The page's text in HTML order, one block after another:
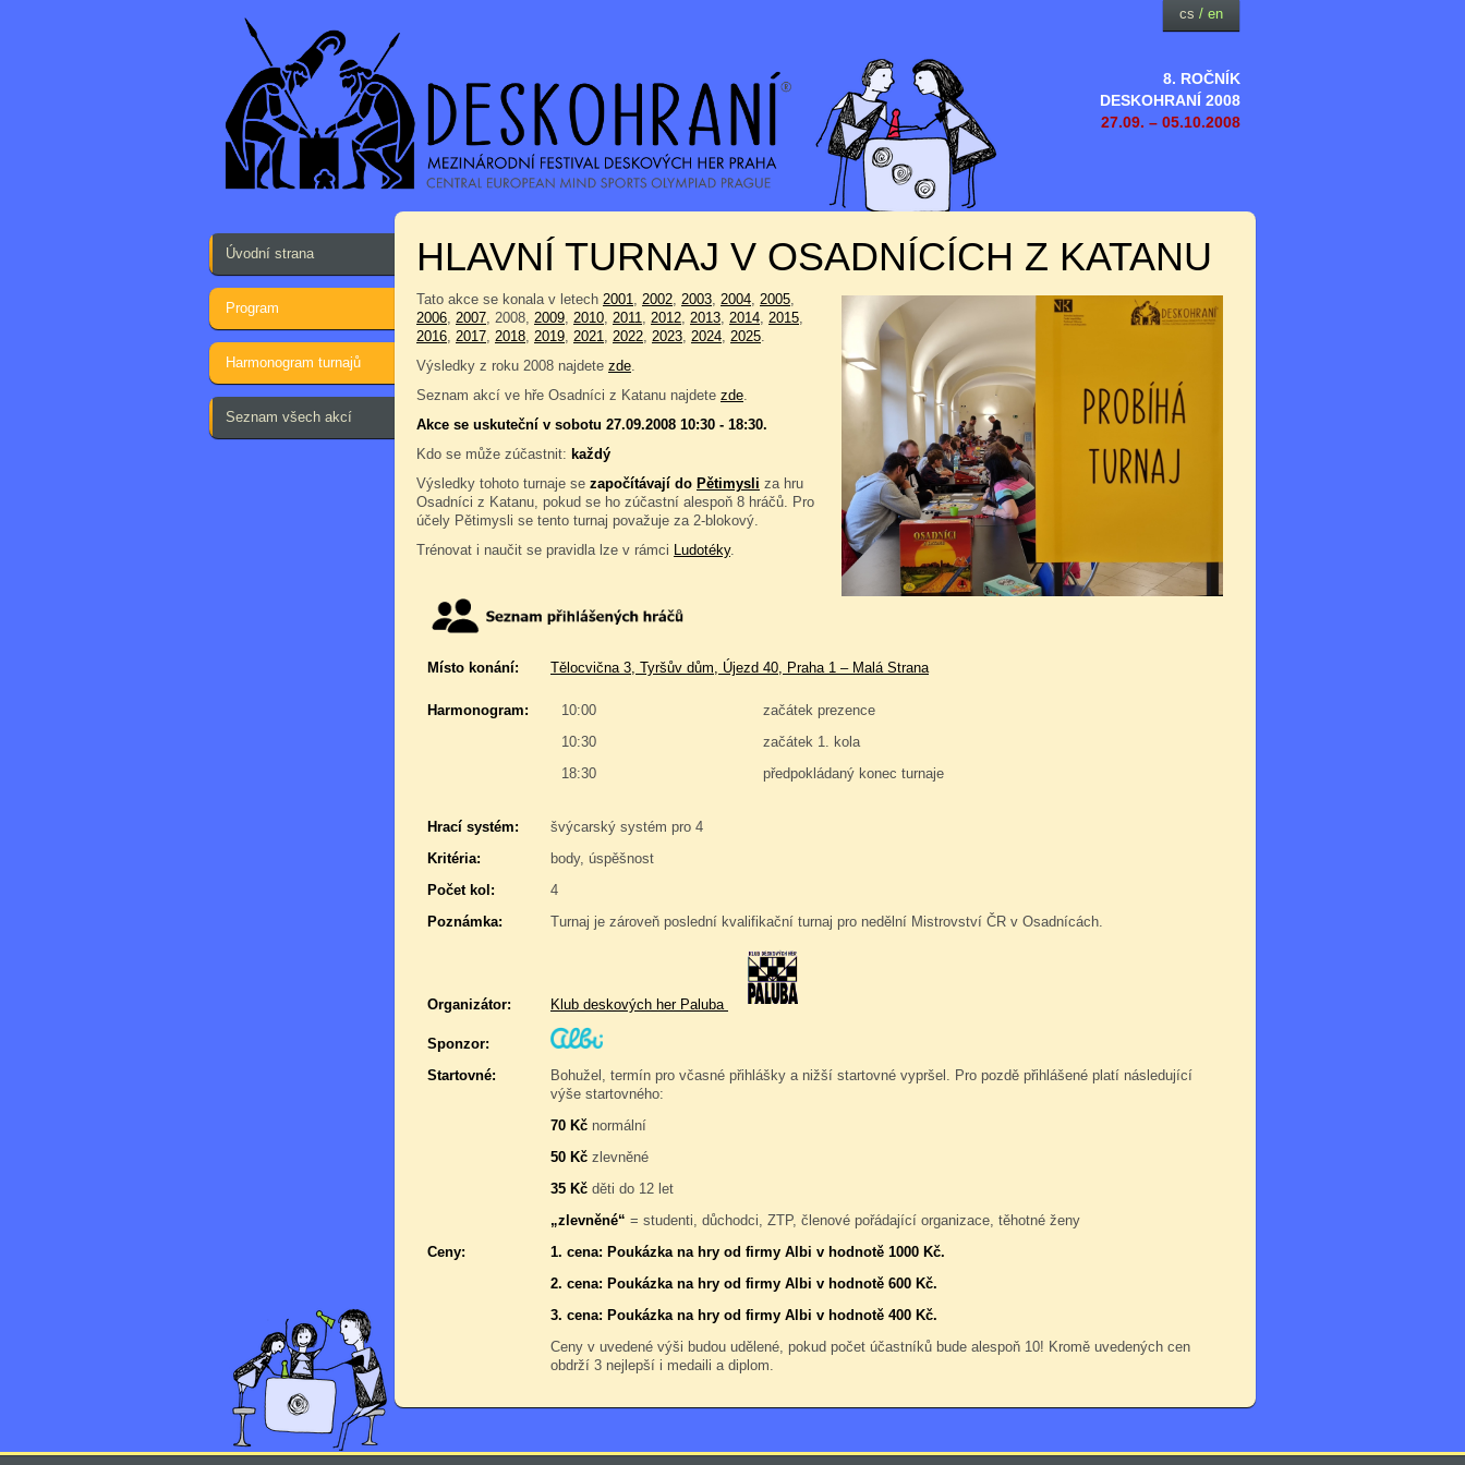
8. ROČNÍK
DESKOHRANÍ 2008
27.09. – 05.10.2008
cs / en
Úvodní strana
Program
Harmonogram turnajů
Seznam všech akcí
HLAVNÍ TURNAJ V OSADNÍCÍCH Z KATANU
Tato akce se konala v letech 2001, 2002, 2003, 2004, 2005,
2006, 2007, 2008, 2009, 2010, 2011, 2012, 2013, 2014, 2015,
2016, 2017, 2018, 2019, 2021, 2022, 2023, 2024, 2025.
Výsledky z roku 2008 najdete zde.
Seznam akcí ve hře Osadníci z Katanu najdete zde.
Akce se uskuteční v sobotu 27.09.2008 10:30 - 18:30.
Kdo se může zúčastnit: každý
Výsledky tohoto turnaje se započítávají do Pětimysli za hru
Osadníci z Katanu, pokud se ho zúčastní alespoň 8 hráčů. Pro
účely Pětimysli se tento turnaj považuje za 2-blokový.
Trénovat i naučit se pravidla lze v rámci Ludotéky.
Místo konání: Tělocvična 3, Tyršův dům, Újezd 40, Praha 1 – Malá Strana
Harmonogram: 10:00
začátek prezence
10:30
začátek 1. kola
18:30
předpokládaný konec turnaje
Hrací systém:
švýcarský systém pro 4
Kritéria:
body, úspěšnost
Počet kol:
4
Poznámka:
Turnaj je zároveň poslední kvalifikační turnaj pro nedělní Mistrovství ČR v Osadnícách.
Organizátor: Klub deskových her Paluba
Sponzor:
Startovné:
Bohužel, termín pro včasné přihlášky a nižší startovné vypršel. Pro pozdě přihlášené platí následující
výše startovného:
70 Kč normální
50 Kč zlevněné
35 Kč děti do 12 let
„zlevněné“ = studenti, důchodci, ZTP, členové pořádající organizace, těhotné ženy
Ceny:
1. cena: Poukázka na hry od firmy Albi v hodnotě 1000 Kč.
2. cena: Poukázka na hry od firmy Albi v hodnotě 600 Kč.
3. cena: Poukázka na hry od firmy Albi v hodnotě 400 Kč.
Ceny v uvedené výši budou udělené, pokud počet účastníků bude alespoň 10! Kromě uvedených cen
obdrží 3 nejlepší i medaili a diplom.